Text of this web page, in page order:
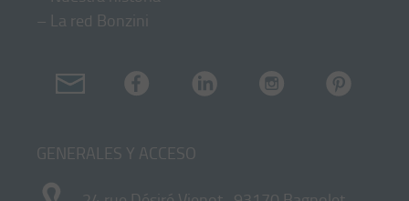
– La red Bonzini
GENERALES Y ACCESO